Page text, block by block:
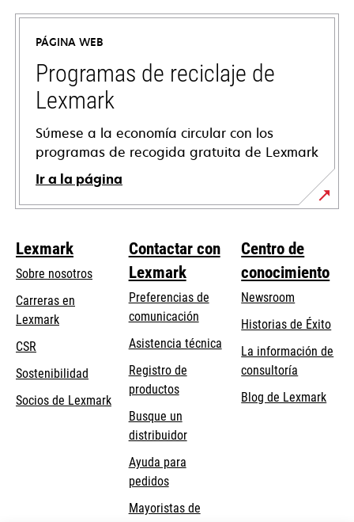
abre
una
pestaña
nueva
PÁGINA WEB
Programas de reciclaje de
Lexmark
Súmese a la economía circular con los
programas de recogida gratuita de Lexmark
Ir a la página
Lexmark
Sobre nosotros
Carreras en
Lexmark
CSR
Sostenibilidad
Socios de Lexmark
Contactar con
Lexmark
Preferencias de
comunicación
se
abre
en
una
pestaña
nueva
Asistencia técnicase
abre
Registro de
productos
Busque un
distribuidor
Ayuda para
pedidos
Mayoristas de
Centro de
conocimiento
Newsroom
Historias de Éxito
La información de
consultoría
Blog de Lexmark